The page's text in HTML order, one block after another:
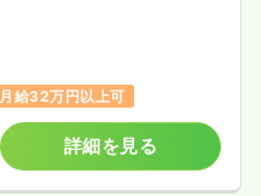
月給32万円以上可
詳細を見る